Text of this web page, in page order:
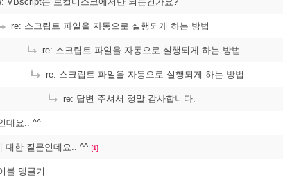
re: 스크립트 파일을 자동으로 실행되게 하는 방법
re: 스크립트 파일을 자동으로 실행되게 하는 방법
re: 스크립트 파일을 자동으로 실행되게 하는 방법
re: 답변 주셔서 정말 감사합니다.
데요.. ^^
대한 질문인데요.. ^^ [1]
블 멩글기